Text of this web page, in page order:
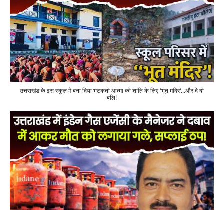
उत्तराखंड के इस स्कूल में बना दिया भटकती आत्मा की शांति के लिए 'भूत मंदिर'...और दे दी
बलि!